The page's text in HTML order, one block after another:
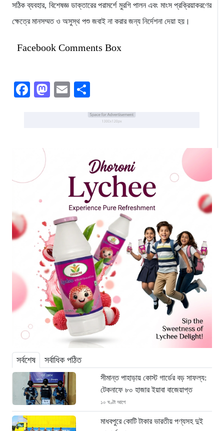
সঠিক ব্যবহার, বিশেষজ্ঞ ডাক্তারের পরামর্শে মুরগি পালন এবং মাংস প্রক্রিয়াকরণের
ক্ষেত্রে মানসম্মত ও অসুস্থ পশু জবাই না করার জন্য নির্দেশনা দেয়া হয়।
Facebook Comments Box
Facebook
Mastodon
Email
সর্বশেষ সর্বাধিক পঠিত
সীমান্ত পাহাড়ায় কোস্ট গার্ডের বড় সাফল্য:
টেকনাফে ৮০ হাজার ইয়াবা বাজেয়াপ্ত
১০ ঘণ্টা আগে
মাধবপুরে কোটি টাকার ভারতীয় পণ্যসহ দুই